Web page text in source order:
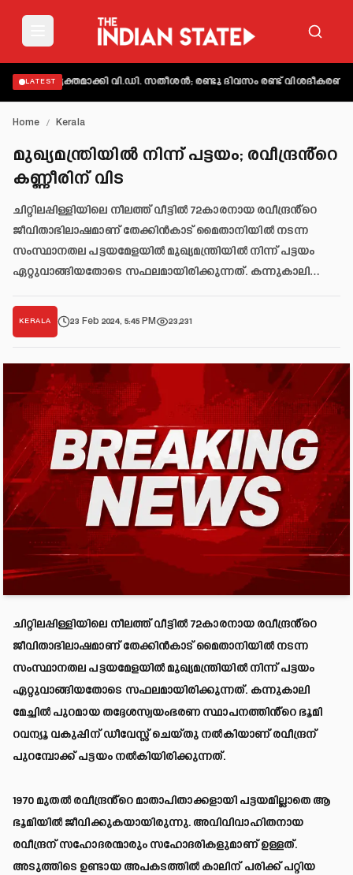
LATEST
വ്യക്തമാക്കി വി.ഡി. സതീശൻ; രണ്ടു ദിവസം രണ്ട്
Home / Kerala
മുഖ്യമന്ത്രിയിൽ നിന്ന് പട്ടയം; രവീന്ദ്രൻ്റെ
കണ്ണീരിന് വിട
ചിറ്റിലപ്പിള്ളിയിലെ നീലത്ത് വീട്ടിൽ 72കാരനായ രവീന്ദ്രൻ്റെ
ജീവിതാഭിലാഷമാണ് തേക്കിൻകാട് മൈതാനിയിൽ നടന്ന
സംസ്ഥാനതല പട്ടയമേളയിൽ മുഖ്യമന്ത്രിയിൽ നിന്ന് പട്ടയം
ഏറ്റുവാങ്ങിയതോടെ സഫലമായിരിക്കുന്നത്. കന്നുകാലി…
KERALA 23 Feb 2024, 5:45 PM 23,231
ചിറ്റിലപ്പിള്ളിയിലെ നീലത്ത് വീട്ടിൽ 72കാരനായ രവീന്ദ്രൻ്റെ
ജീവിതാഭിലാഷമാണ് തേക്കിൻകാട് മൈതാനിയിൽ നടന്ന
സംസ്ഥാനതല പട്ടയമേളയിൽ മുഖ്യമന്ത്രിയിൽ നിന്ന് പട്ടയം
ഏറ്റുവാങ്ങിയതോടെ സഫലമായിരിക്കുന്നത്. കന്നുകാലി
മേച്ചിൽ പുറമായ തദ്ദേശസ്വയംഭരണ സ്ഥാപനത്തിൻ്റെ ഭൂമി
റവന്യൂ വകുപ്പിന് ഡീവേസ്റ്റ് ചെയ്തു നൽകിയാണ് രവീന്ദ്രന്
പുറമ്പോക്ക് പട്ടയം നൽകിയിരിക്കുന്നത്.
1970 മുതൽ രവീന്ദ്രൻ്റെ മാതാപിതാക്കളായി പട്ടയമില്ലാതെ ആ
ഭൂമിയിൽ ജീവിക്കുകയായിരുന്നു. അവിവിവാഹിതനായ
രവീന്ദ്രന് സഹോദരന്മാരും സഹോദരികളുമാണ് ഉള്ളത്.
അടുത്തിടെ ഉണ്ടായ അപകടത്തിൽ കാലിന് പരിക്ക് പറ്റിയ